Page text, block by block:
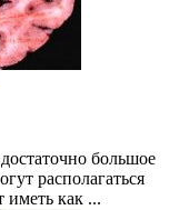
большое
располагаться
иметь как ...